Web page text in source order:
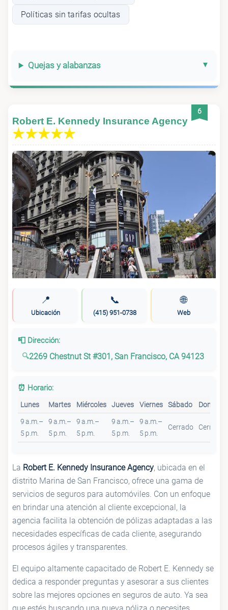
Políticas sin tarifas ocultas
Quejas y alabanzas
6
Robert E. Kennedy Insurance Agency
📍
Ubicación
📞
(415) 951-0738
🌐
Web
📮 Dirección:
2269 Chestnut St #301, San Francisco, CA 94123
⏰ Horario:
Lunes Martes Miércoles Jueves Viernes Sábado Domingo
9 a.m.–
5 p.m.
9 a.m.–
5 p.m.
9 a.m.–
5 p.m.
9 a.m.–
5 p.m.
9 a.m.–
5 p.m.
Cerrado Cerrado
La Robert E. Kennedy Insurance Agency, ubicada en el
distrito Marina de San Francisco, ofrece una gama de
servicios de seguros para automóviles. Con un enfoque
en brindar una atención al cliente excepcional, la
agencia facilita la obtención de pólizas adaptadas a las
necesidades específicas de cada cliente, asegurando
procesos ágiles y transparentes.
El equipo altamente capacitado de Robert E. Kennedy se
dedica a responder preguntas y asesorar a sus clientes
sobre las mejores opciones en seguros de auto. Ya sea